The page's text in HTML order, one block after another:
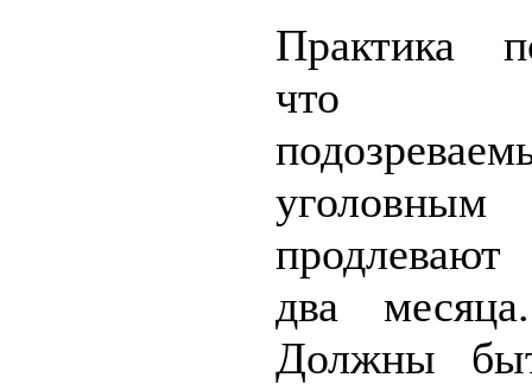
Практика
что
два
Должны